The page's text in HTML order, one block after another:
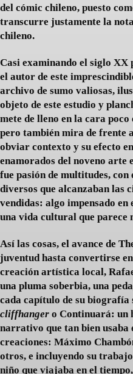
del cómic chileno, puesto
transcurre justamente la
chileno.
Casi examinando el siglo XX
el autor de este
archivo de sumo valiosas,
objeto de este estudio y
mete de lleno en la cara
pero también mira de frente
obviar contexto y su efecto
enamorados del noveno arte
fue pasión de multitudes, con
diversos que alcanzaban las
vendidas: algo impensado en
una vida cultural que parece
Así las cosas, el avance de
juventud hasta convertirse
creación artística local,
una pluma soberbia, una
cada capítulo de su biografía
cliffhanger  o Continuará:
narrativo que tan bien usaba
creaciones: Máximo
otros, e incluyendo su
niño que viajaba en el